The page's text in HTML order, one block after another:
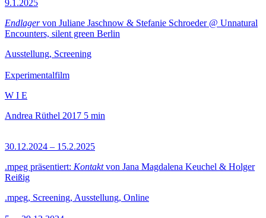
9.1.2025
Endlagervon Juliane Jaschnow & Stefanie Schroeder @ Unnatural
Encounters, silent green Berlin
Ausstellung, Screening
Experimentalfilm
W I E
Andrea Rüthel 2017 5 min
30.12.2024 – 15.2.2025
.mpeg präsentiert: Kontaktvon Jana Magdalena Keuchel & Holger
Reißig
.mpeg, Screening, Ausstellung, Online